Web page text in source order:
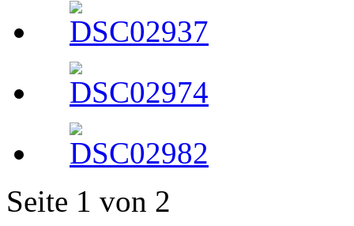
Seite 1 von 2